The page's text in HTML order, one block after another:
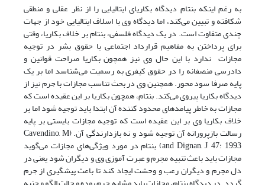
به رغم اینکه بنتام دیدگاه بکاریای ایتالیایی را از نظر عقلی و منطقی
شکافته و تبیین می‌کند، اما دیدگاه وی با اسلاف ایتالیایی خود از جهات
چندی متفاوت است. در یک دیدگاه فلسفی، بنتام بر خلاف بکاریا، وقتی
برای پرداختن به مفاهیم قرارداد اجتماعی یا حقوق بشر در توجیه
مجازات ندارد با این حال وی نیز همچون بکاریا صراحت قوانین و
دادرسی منصفانه را در حقوق کیفری به رسمیت می‌شناسد اما بر یک
پایه صرفا سود محور. همچنین وی در بحث تناسب مجازات با جرم نیز از
دیدگاه بکاریا پیروی می‌کند. بنتام، همچون بکاریا بر این عقیده است که
مجازات به خاطر پیامدهای محدود کننده آن ابتدا باید توجیه شود اما بر
خلاف بکاریا وی بر این عقیده است که توجیه مجازات بایستی بر پایه
رسالت بازپرورانه آن توجیه شود و نه بازدارندگی آن. (Cavendino, M
and Dignan, J, 47: 1993) بنتام در مورد ویژگی‌های مجازات می‌گوید
مجازات باید باعث تنبیه مجرم و عبرت آموزی وی و دیگران شود یعنی در
دل مجرم و دیگران رعب و وحشت ایجاد کند تا باعث پیشگیری از جرم